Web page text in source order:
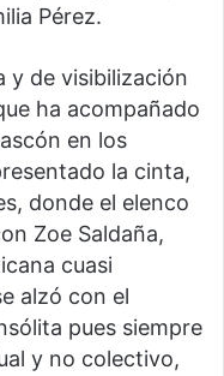
Pérez.
y de visibilización
ha acompañado
en los
la cinta,
donde el elenco
Zoe Saldaña,
cuasi
alzó con el
pues siempre
y no colectivo,